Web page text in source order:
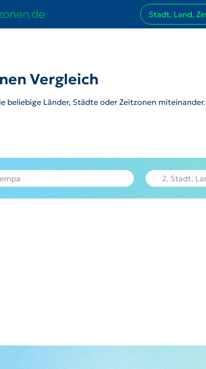
Vergleich
beliebige Länder, Städte oder Zeitzonen miteinander.